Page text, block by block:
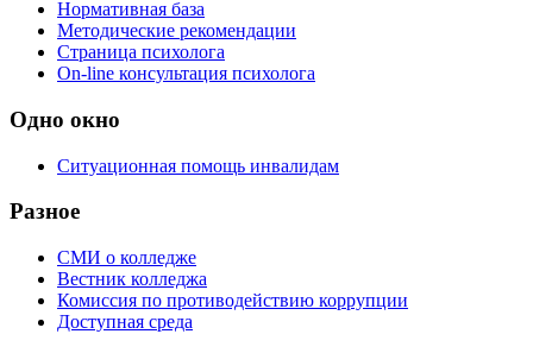
Нормативная база
Методические рекомендации
Страница психолога
On-line консультация психолога
Одно окно
Ситуационная помощь инвалидам
Разное
СМИ о колледже
Вестник колледжа
Комиссия по противодействию коррупции
Доступная среда